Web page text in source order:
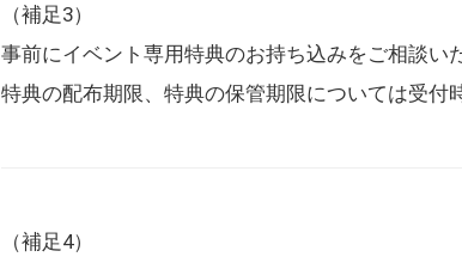
（補足3）
事前にイベント専用特典のお持ち込みをご相談い
特典の配布期限、特典の保管期限については受付
（補足4）